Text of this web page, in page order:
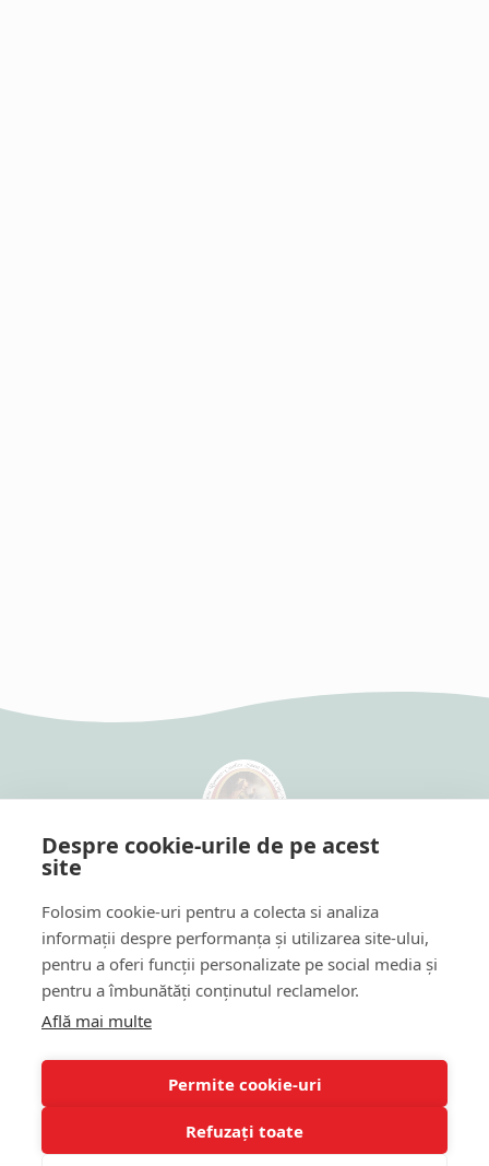
Szent Imre Római Katolikus Óvoda
Cardinal Iuliu Hossu utca 22-28
Arany János utca 17
Hétfő - Péntek: 7:00-18:00
0740030906
grad.szentimreovoda@gmail.com
Címlap|Óvódánkról|Események|Galéria|Blog|
Hasznos|Elérhetőség
Felhasználási feltételek
Despre cookie-urile de pe acest
site
Folosim cookie-uri pentru a colecta si analiza
informații despre performanța și utilizarea site-ului,
pentru a oferi funcții personalizate pe social media și
pentru a îmbunătăți conținutul reclamelor.
Află mai multe
Permite cookie-uri
Refuzați toate